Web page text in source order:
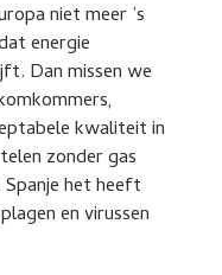
niet meer ’s
energie
Dan missen we
kwaliteit in
zonder gas
het heeft
en virussen